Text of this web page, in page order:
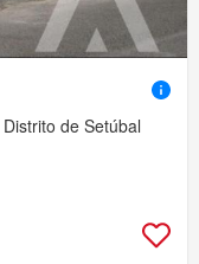
de Setúbal